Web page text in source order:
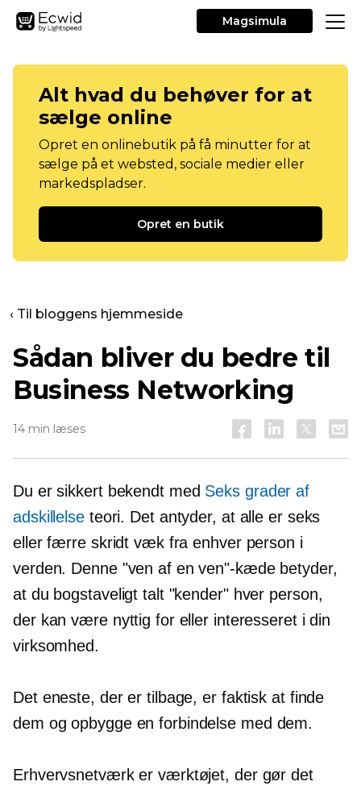
Magsimula
Alt hvad du behøver for at
sælge online
Opret en onlinebutik på få minutter for at
sælge på et websted, sociale medier eller
markedspladser.
Opret en butik
‹ Til bloggens hjemmeside
Sådan bliver du bedre til
Business Networking
14 min læses
Du er sikkert bekendt med Seks grader af
adskillelseteori. Det antyder, at alle er seks
eller færre skridt væk fra enhver person i
verden. Denne "ven af ​​en ven"-kæde betyder,
at du bogstaveligt talt "kender" hver person,
der kan være nyttig for eller interesseret i din
virksomhed.
Det eneste, der er tilbage, er faktisk at finde
dem og opbygge en forbindelse med dem.
Erhvervsnetværk er værktøjet, der gør det